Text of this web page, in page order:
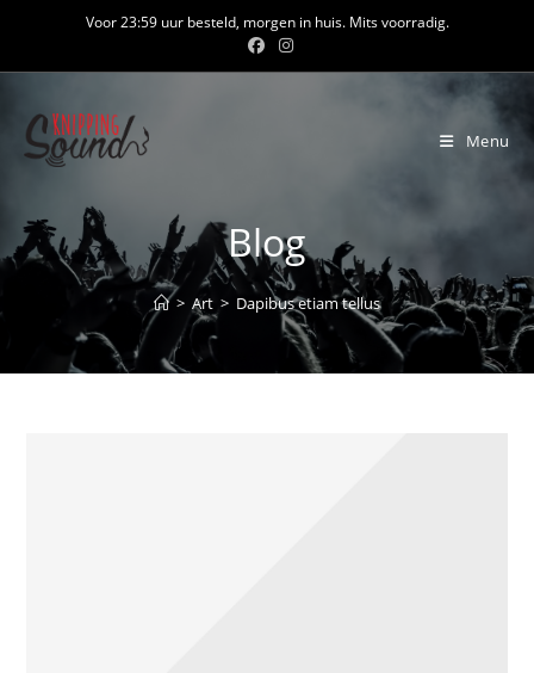
inhoud
Voor 23:59 uur besteld, morgen in huis. Mits voorradig.
Menu
Blog
> Art > Dapibus etiam tellus